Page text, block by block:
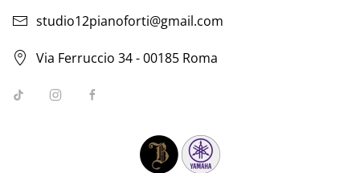
studio12pianoforti@gmail.com
Via Ferruccio 34 - 00185 Roma